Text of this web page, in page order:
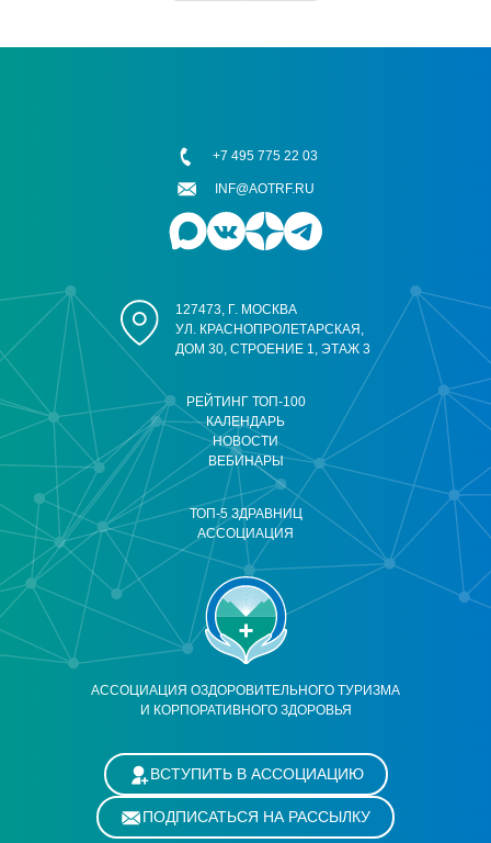
АССОЦИАЦИЯ ОЗДОРОВИТЕЛЬНОГО ТУРИЗМА
И КОРПОРАТИВНОГО ЗДОРОВЬЯ
РЕЙТИНГ ТОП-100
КАЛЕНДАРЬ
НОВОСТИ
ВЕБИНАРЫ
ТОП-5 ЗДРАВНИЦ
АССОЦИАЦИЯ
127473, Г. МОСКВА
УЛ. КРАСНОПРОЛЕТАРСКАЯ,
ДОМ 30, СТРОЕНИЕ 1, ЭТАЖ 3
+7 495 775 22 03
INF@AOTRF.RU
ВСТУПИТЬ В АССОЦИАЦИЮ
ПОДПИСАТЬСЯ НА РАССЫЛКУ